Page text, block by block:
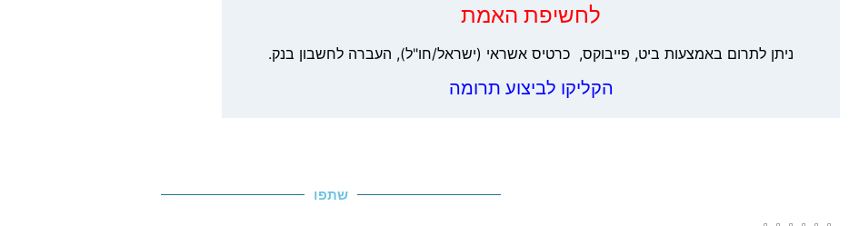
לחשיפת האמת
ניתן לתרום באמצעות ביט, פייבוקס, כרטיס אשראי (ישראל/חו"ל), העברה לחשבון בנק.
הקליקו לביצוע תרומה
שתפו